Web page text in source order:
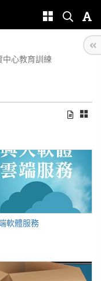
中心教育訓練
軟體服務